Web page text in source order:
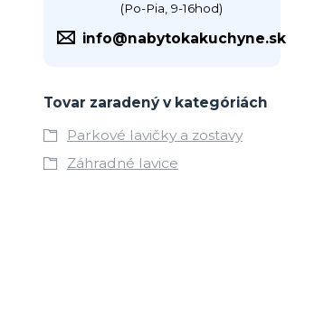
(Po-Pia, 9-16hod)
info@nabytokakuchyne.sk
Tovar zaradený v kategóriách
Parkové lavičky a zostavy
Záhradné lavice